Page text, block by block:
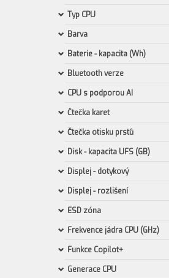
Typ CPU
Barva
Baterie - kapacita (Wh)
Bluetooth verze
CPU s podporou AI
Čtečka karet
Čtečka otisku prstů
Disk - kapacita UFS (GB)
Displej - dotykový
Displej - rozlišení
ESD zóna
Frekvence jádra CPU (GHz)
Funkce Copilot+
Generace CPU